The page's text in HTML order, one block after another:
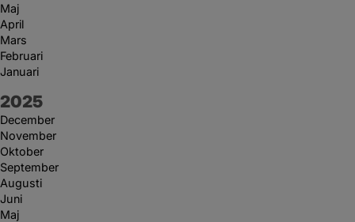
Maj
April
Mars
Februari
Januari
År:
2025
December
November
Oktober
September
Augusti
Juni
Maj